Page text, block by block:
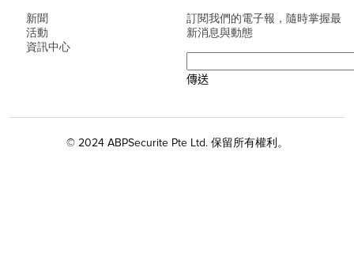
新聞
活動
資訊中心
訂閱我們的電子報，隨時掌握最
新消息與動態
© 2024 ABPSecurite Pte Ltd. 保留所有權利。